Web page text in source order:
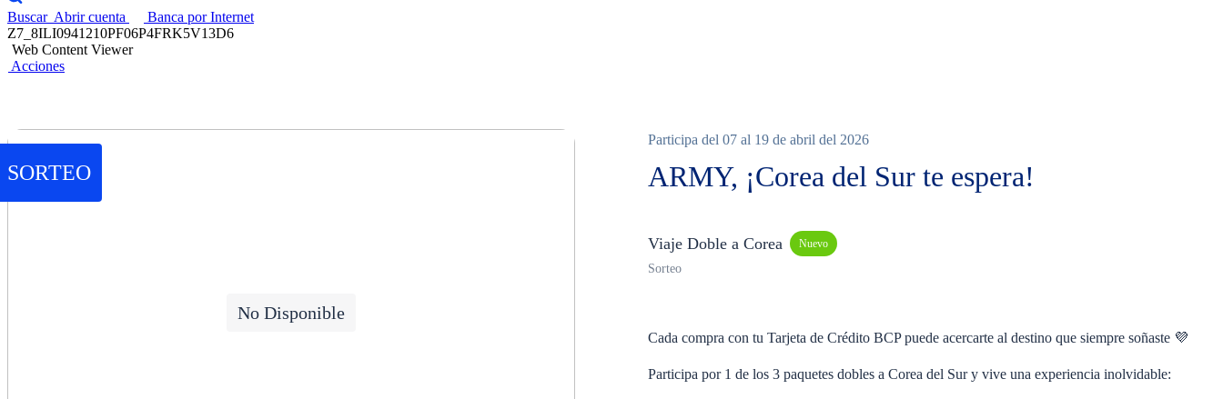
Buscar Abrir cuenta
Banca por Internet
Z7_8ILI0941210PF06P4FRK5V13D6
Web Content Viewer
Acciones
SORTEO
No Disponible
Participa del 07 al 19 de abril del 2026
ARMY, ¡Corea del Sur te espera!
Viaje Doble a Corea Nuevo
Sorteo
Cada compra con tu Tarjeta de Crédito BCP puede acercarte al destino que siempre soñaste 💜
Participa por 1 de los 3 paquetes dobles a Corea del Sur y vive una experiencia inolvidable: